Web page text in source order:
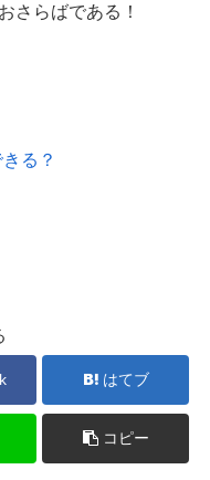
さらばである！
る？
はてブ
コピー